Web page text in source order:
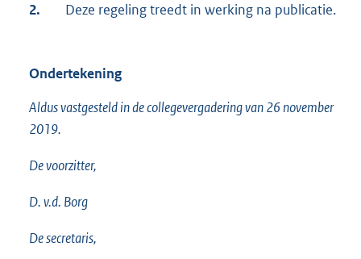
2. Deze regeling treedt in werking na publicatie.
Ondertekening
Aldus vastgesteld in de collegevergadering van 26 november
2019.
De voorzitter,
D. v.d. Borg
De secretaris,